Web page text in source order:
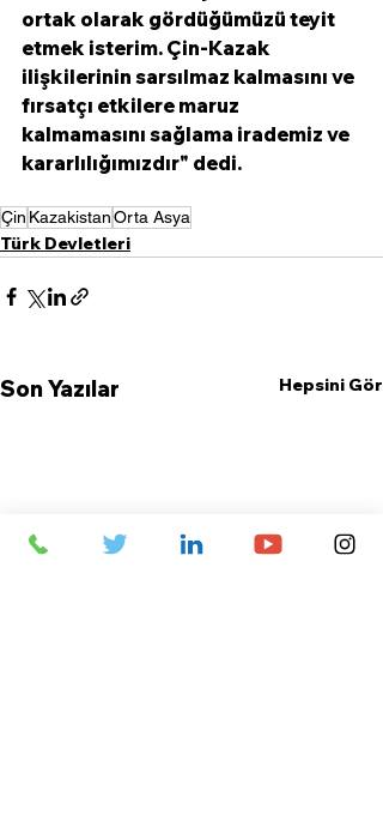
ortak olarak gördüğümüzü teyit
etmek isterim. Çin-Kazak
ilişkilerinin sarsılmaz kalmasını ve
fırsatçı etkilere maruz
kalmamasını sağlama irademiz ve
kararlılığımızdır" dedi.
Çin KazakistanOrta Asya
Türk Devletleri
Son Yazılar Hepsini Gör